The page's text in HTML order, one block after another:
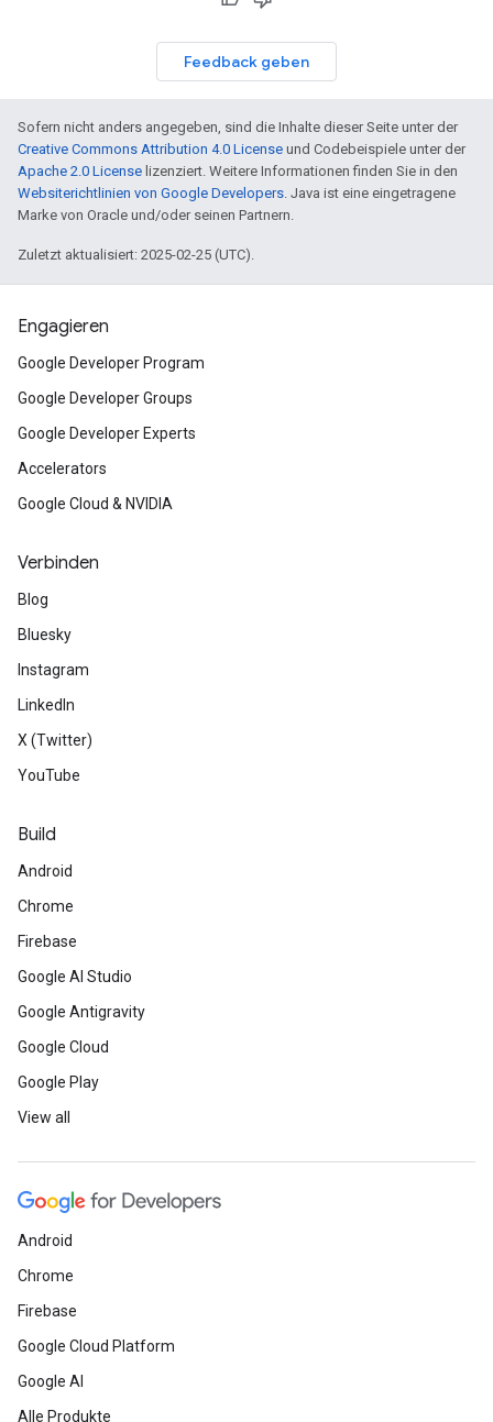
Feedback geben
Sofern nicht anders angegeben, sind die Inhalte dieser Seite unter der
Creative Commons Attribution 4.0 License und Codebeispiele unter der
Apache 2.0 License lizenziert. Weitere Informationen finden Sie in den
Websiterichtlinien von Google Developers . Java ist eine eingetragene
Marke von Oracle und/oder seinen Partnern.
Zuletzt aktualisiert: 2025-02-25 (UTC).
Engagieren
Google Developer Program
Google Developer Groups
Google Developer Experts
Accelerators
Google Cloud & NVIDIA
Verbinden
Blog
Bluesky
Instagram
LinkedIn
X (Twitter)
YouTube
Build
Android
Chrome
Firebase
Google AI Studio
Google Antigravity
Google Cloud
Google Play
View all
Android
Chrome
Firebase
Google Cloud Platform
Google AI
Alle Produkte